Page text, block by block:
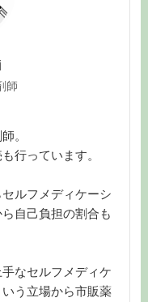
師
。
行っています。
ルフメディケーシ
自己負担の割合も
なセルフメディケ
う立場から市販薬